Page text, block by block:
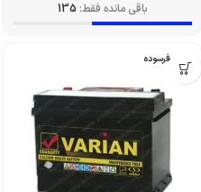
باقی مانده فقط: 135
بدون فرسوده